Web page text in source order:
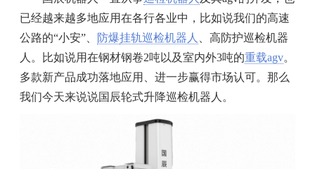
已经越来越多地应用在各行各业中，比如说我们的高速
公路的“小安”、 防爆挂轨巡检机器人 、高防护巡检机器
人。比如说用在钢材钢卷2吨以及室内外3吨的重载agv。
多款新产品成功落地应用、进一步赢得市场认可。那么
我们今天来说说国辰轮式升降巡检机器人。